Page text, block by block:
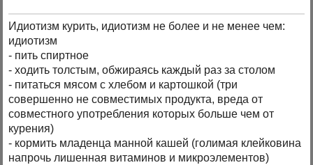
Идиотизм курить, идиотизм не более и не менее чем:
идиотизм
- пить спиртное
- ходить толстым, обжираясь каждый раз за столом
- питаться мясом с хлебом и картошкой (три
совершенно не совместимых продукта, вреда от
совместного употребления которых больше чем от
курения)
- кормить младенца манной кашей (голимая клейковина
напрочь лишенная витаминов и микроэлементов)